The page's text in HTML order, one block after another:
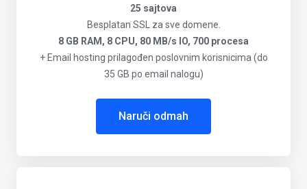
25 sajtova
Besplatan SSL za sve domene.
8 GB RAM, 8 CPU, 80 MB/s IO, 700 procesa
+ Email hosting prilagođen poslovnim korisnicima (do
35 GB po email nalogu)
Naruči odmah